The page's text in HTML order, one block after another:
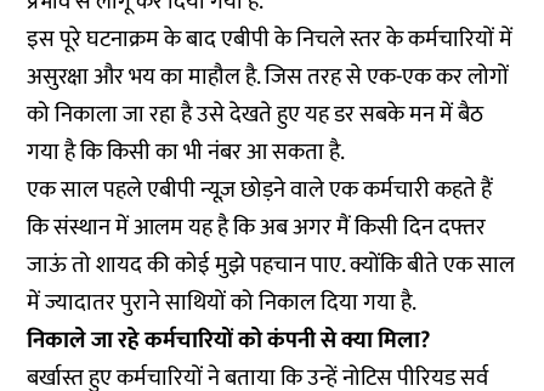
इस पूरे घटनाक्रम के बाद एबीपी के निचले स्तर के कर्मचारियों में
असुरक्षा और भय का माहौल है. जिस तरह से एक-एक कर लोगों
को निकाला जा रहा है उसे देखते हुए यह डर सबके मन में बैठ
गया है कि किसी का भी नंबर आ सकता है.
एक साल पहले एबीपी न्यूज़ छोड़ने वाले एक कर्मचारी कहते हैं
कि संस्थान में आलम यह है कि अब अगर मैं किसी दिन दफ्तर
जाऊं तो शायद की कोई मुझे पहचान पाए. क्योंकि बीते एक साल
में ज्यादातर पुराने साथियों को निकाल दिया गया है.
निकाले जा रहे कर्मचारियों को कंपनी से क्या मिला?
बर्खास्त हुए कर्मचारियों ने बताया कि उन्हें नोटिस पीरियड सर्व